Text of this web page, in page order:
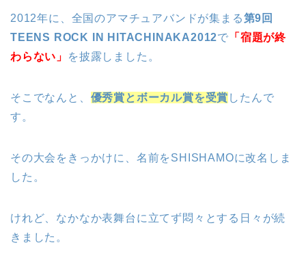
2012年に、全国のアマチュアバンドが集まる第9回
TEENS ROCK IN HITACHINAKA2012で 「宿題が終
わらない」
を披露しました。
そこでなんと、 優秀賞とボーカル賞を受賞 したんで
す。
その大会をきっかけに、名前をSHISHAMOに改名しま
した。
けれど、なかなか表舞台に立てず悶々とする日々が続
きました。